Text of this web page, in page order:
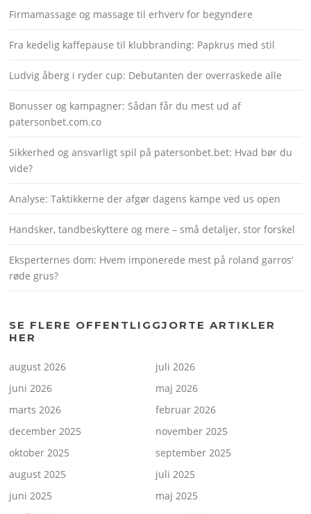
Firmamassage og massage til erhverv for begyndere
Fra kedelig kaffepause til klubbranding: Papkrus med stil
Ludvig åberg i ryder cup: Debutanten der overraskede alle
Bonusser og kampagner: Sådan får du mest ud af
patersonbet.com.co
Sikkerhed og ansvarligt spil på patersonbet.bet: Hvad bør du
vide?
Analyse: Taktikkerne der afgør dagens kampe ved us open
Handsker, tandbeskyttere og mere – små detaljer, stor forskel
Eksperternes dom: Hvem imponerede mest på roland garros’
røde grus?
SE FLERE OFFENTLIGGJORTE ARTIKLER
HER
august 2026
juli 2026
juni 2026
maj 2026
marts 2026
februar 2026
december 2025
november 2025
oktober 2025
september 2025
august 2025
juli 2025
juni 2025
maj 2025